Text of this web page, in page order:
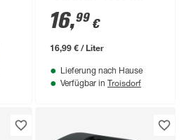
16,99 €
16,99 € / Liter
Lieferung nach Hause
Verfügbar in Troisdorf